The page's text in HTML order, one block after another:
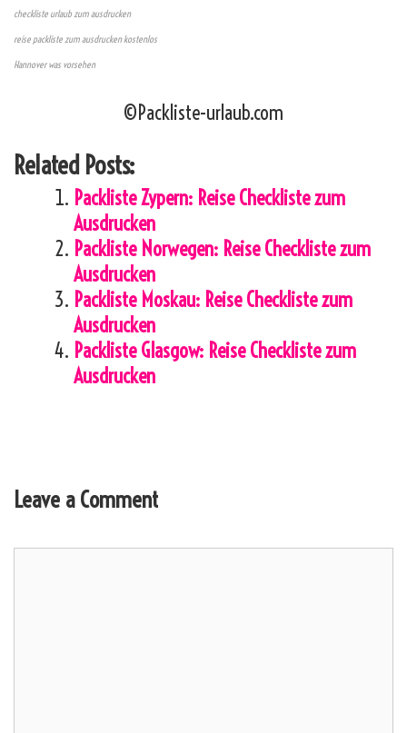
checkliste urlaub zum ausdrucken
reise packliste zum ausdrucken kostenlos
Hannover was vorsehen
©Packliste-urlaub.com
Related Posts:
Packliste Zypern: Reise Checkliste zum
Ausdrucken
Packliste Norwegen: Reise Checkliste zum
Ausdrucken
Packliste Moskau: Reise Checkliste zum
Ausdrucken
Packliste Glasgow: Reise Checkliste zum
Ausdrucken
Leave a Comment